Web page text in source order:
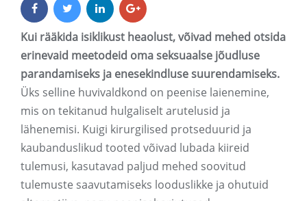
Kui rääkida isiklikust heaolust, võivad mehed otsida
erinevaid meetodeid oma seksuaalse jõudluse
parandamiseks ja enesekindluse suurendamiseks.
Üks selline huvivaldkond on peenise laienemine,
mis on tekitanud hulgaliselt arutelusid ja
lähenemisi. Kuigi kirurgilised protseduurid ja
kaubanduslikud tooted võivad lubada kiireid
tulemusi, kasutavad paljud mehed soovitud
tulemuste saavutamiseks looduslikke ja ohutuid